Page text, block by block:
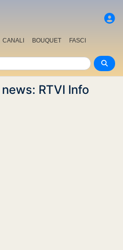
CANALI BOUQUET
FASCI
RTVI Info